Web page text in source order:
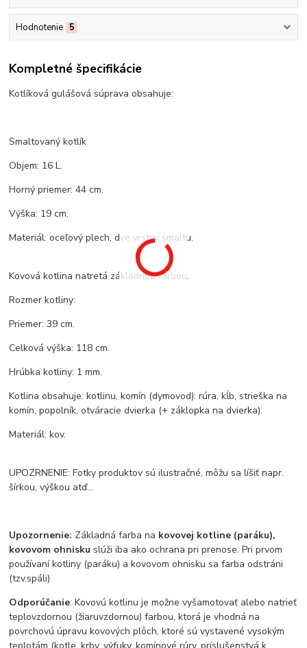
Hodnotenie 5
Kompletné špecifikácie
Kotlíková gulášová súprava obsahuje:
Smaltovaný kotlík
Objem: 16 L.
Horný priemer: 44 cm.
Výška: 19 cm.
Materiál: oceľový plech, dve vrstvy smaltu.
Kovová kotlina natretá základnou farbou.
Rozmer kotliny:
Priemer: 39 cm.
Celková výška: 118 cm.
Hrúbka kotliny: 1 mm.
Kotlina obsahuje: kotlinu, komín (dymovod): rúra, kĺb, strieška na
komín, popolník, otváracie dvierka (+ záklopka na dvierka).
Materiál: kov.
UPOZRNENIE: Fotky produktov sú ilustračné, môžu sa líšiť napr.
šírkou, výškou atď...
Upozornenie: Základná farba na kovovej kotline (paráku),
kovovom ohnisku slúži iba ako ochrana pri prenose. Pri prvom
používaní kotliny (paráku) a kovovom ohnisku sa farba odstráni
(tzv.spáli)
Odporúčanie: Kovovú kotlinu je možne vyšamotovať alebo natrieť
teplovzdornou (žiaruvzdornou) farbou, ktorá je vhodná na
povrchovú úpravu kovových plôch, ktoré sú vystavené vysokým
teplotám (kotle, krby, výfuky, komínové rúry, príslušenstvá k